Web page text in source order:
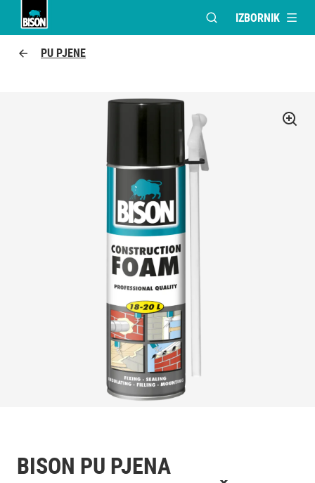
OTVORI MODALNI
IZBORNIK
PU PJENE
BISON PU PJENA